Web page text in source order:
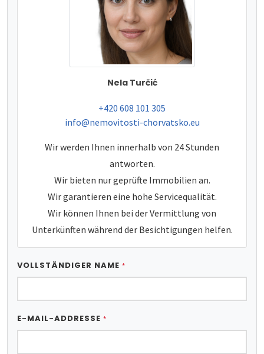
Nela Turčić
tel:
+420 608 101 305
e-mail:
info@nemovitosti-chorvatsko.eu
Wir werden Ihnen innerhalb von 24 Stunden
antworten.
Wir bieten nur geprüfte Immobilien an.
Wir garantieren eine hohe Servicequalität.
Wir können Ihnen bei der Vermittlung von
Unterkünften während der Besichtigungen helfen.
VOLLSTÄNDIGER NAME *
E-MAIL-ADDRESSE *